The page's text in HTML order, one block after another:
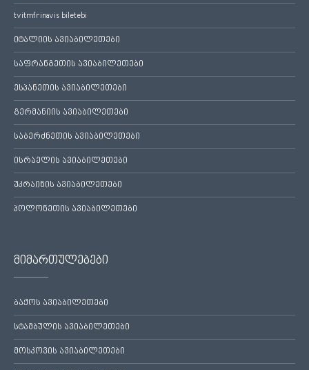
tvitmfrinavis biletebi
იტალიის ავიაბილეთები
საფრანგეთის ავიაბილეთები
ესპანეთის ავიაბილეთები
გერმანიის ავიაბილეთები
საბერძნეთის ავიაბილეთები
ისრაელის ავიაბილეთები
უკრაინის ავიაბილეთები
პოლონეთის ავიაბილეთები
მიმართულებები
ბაქოს ავიაბილეთები
სტამბულის ავიაბილეთები
მოსკოვის ავიაბილეთები